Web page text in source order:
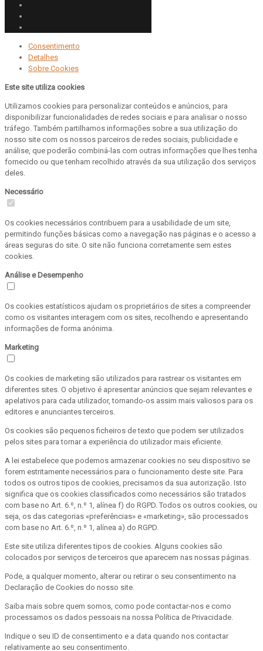
Consentimento
Detalhes
Sobre Cookies
Este site utiliza cookies
Utilizamos cookies para personalizar conteúdos e anúncios, para
disponibilizar funcionalidades de redes sociais e para analisar o nosso
tráfego. Também partilhamos informações sobre a sua utilização do
nosso site com os nossos parceiros de redes sociais, publicidade e
análise, que poderão combiná-las com outras informações que lhes tenha
fornecido ou que tenham recolhido através da sua utilização dos serviços
deles.
Necessário
Os cookies necessários contribuem para a usabilidade de um site,
permitindo funções básicas como a navegação nas páginas e o acesso a
áreas seguras do site. O site não funciona corretamente sem estes
cookies.
Análise e Desempenho
Os cookies estatísticos ajudam os proprietários de sites a compreender
como os visitantes interagem com os sites, recolhendo e apresentando
informações de forma anónima.
Marketing
Os cookies de marketing são utilizados para rastrear os visitantes em
diferentes sites. O objetivo é apresentar anúncios que sejam relevantes e
apelativos para cada utilizador, tornando-os assim mais valiosos para os
editores e anunciantes terceiros.
Os cookies são pequenos ficheiros de texto que podem ser utilizados
pelos sites para tornar a experiência do utilizador mais eficiente.
A lei estabelece que podemos armazenar cookies no seu dispositivo se
forem estritamente necessários para o funcionamento deste site. Para
todos os outros tipos de cookies, precisamos da sua autorização. Isto
significa que os cookies classificados como necessários são tratados
com base no Art. 6.º, n.º 1, alínea f) do RGPD. Todos os outros cookies, ou
seja, os das categorias «preferências» e «marketing», são processados
com base no Art. 6.º, n.º 1, alínea a) do RGPD.
Este site utiliza diferentes tipos de cookies. Alguns cookies são
colocados por serviços de terceiros que aparecem nas nossas páginas.
Pode, a qualquer momento, alterar ou retirar o seu consentimento na
Declaração de Cookies do nosso site.
Saiba mais sobre quem somos, como pode contactar-nos e como
processamos os dados pessoais na nossa Política de Privacidade.
Indique o seu ID de consentimento e a data quando nos contactar
relativamente ao seu consentimento.